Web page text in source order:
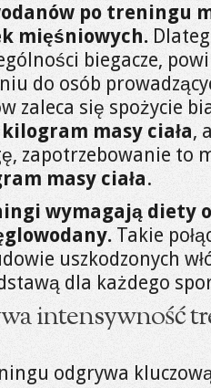
po treningu
mięśniowych.
biegacze,
do osób
zaleca się spożycie
masy ciała,
zapotrzebowanie to
masy ciała.
wymagają diety
Takie
uszkodzonych
dla każdego
intensywność
odgrywa